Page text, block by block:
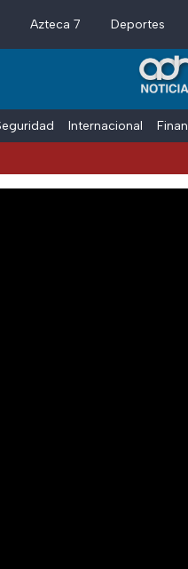
Azteca 7 Deportes
Internacional